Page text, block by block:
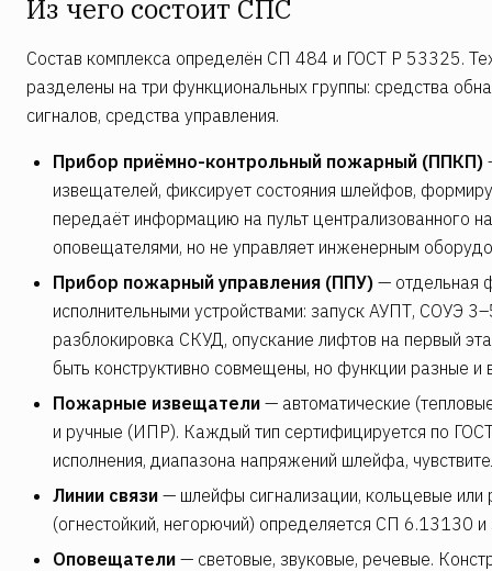
Из чего состоит СПС
Состав комплекса определён СП 484 и ГОСТ Р 53325.
разделены на три функциональных группы: средства
сигналов, средства управления.
Прибор приёмно-контрольный пожарный (ППКП)
извещателей, фиксирует состояния шлейфов,
передаёт информацию на пульт централизованного
оповещателями, но не управляет инженерным
Прибор пожарный управления (ППУ) — отдельная
исполнительными устройствами: запуск АУПТ, СОУЭ
разблокировка СКУД, опускание лифтов на первый
быть конструктивно совмещены, но функции разные
Пожарные извещатели — автоматические
и ручные (ИПР). Каждый тип сертифицируется по
исполнения, диапазона напряжений шлейфа,
Линии связи — шлейфы сигнализации, кольцевые или
(огнестойкий, негорючий) определяется СП 6.13130 и
Оповещатели — световые, звуковые, речевые.